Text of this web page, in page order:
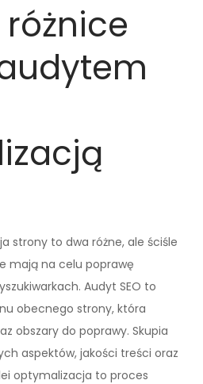
strony to dwa różne, ale ściśle
mają na celu poprawę
Audyt SEO to
obecnego strony, która
obszary do poprawy. Skupia
aspektów, jakości treści oraz
optymalizacja to proces